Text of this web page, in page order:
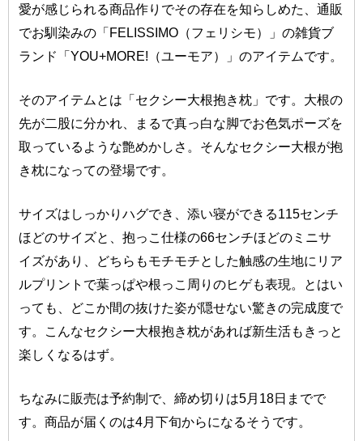
愛が感じられる商品作りでその存在を知らしめた、通販
でお馴染みの「FELISSIMO（フェリシモ）」の雑貨ブ
ランド「YOU+MORE!（ユーモア）」のアイテムです。
そのアイテムとは「セクシー大根抱き枕」です。大根の
先が二股に分かれ、まるで真っ白な脚でお色気ポーズを
取っているような艶めかしさ。そんなセクシー大根が抱
き枕になっての登場です。
サイズはしっかりハグでき、添い寝ができる115センチ
ほどのサイズと、抱っこ仕様の66センチほどのミニサ
イズがあり、どちらもモチモチとした触感の生地にリア
ルプリントで葉っぱや根っこ周りのヒゲも表現。とはい
っても、どこか間の抜けた姿が隠せない驚きの完成度で
す。こんなセクシー大根抱き枕があれば新生活もきっと
楽しくなるはず。
ちなみに販売は予約制で、締め切りは5月18日までで
す。商品が届くのは4月下旬からになるそうです。